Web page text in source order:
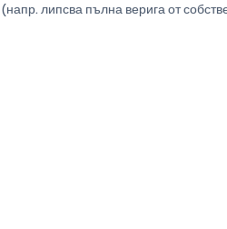
(напр. липсва пълна верига от